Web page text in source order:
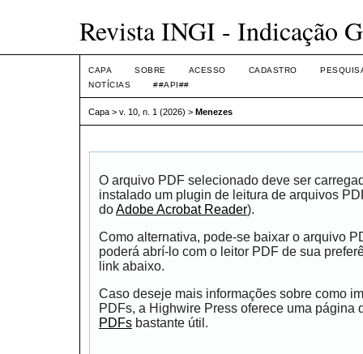
Revista INGI - Indicação
CAPA SOBRE ACESSO CADASTRO
NOTÍCIAS
##API##
Capa > v. 10, n. 1 (2026) > Menezes
O arquivo PDF selecionado deve ser
instalado um plugin de leitura de arquivos
doAdobe Acrobat Reader).
Como alternativa, pode-se baixar o arquivo
poderá abrí-lo com o leitor PDF de sua
link abaixo.
Caso deseje mais informações sobre como
PDFs, a Highwire Press oferece uma página
PDFs bastante útil.